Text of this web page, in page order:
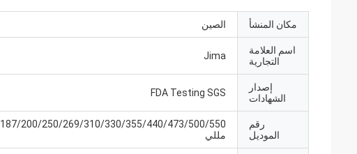
مكان المنشأ الصين
اسم العلامة
التجارية
Jima
إصدار
الشهادات
FDA Testing SGS
رقم
الموديل
187/200/250/269/310/330/355/440/473/500/550
مللي